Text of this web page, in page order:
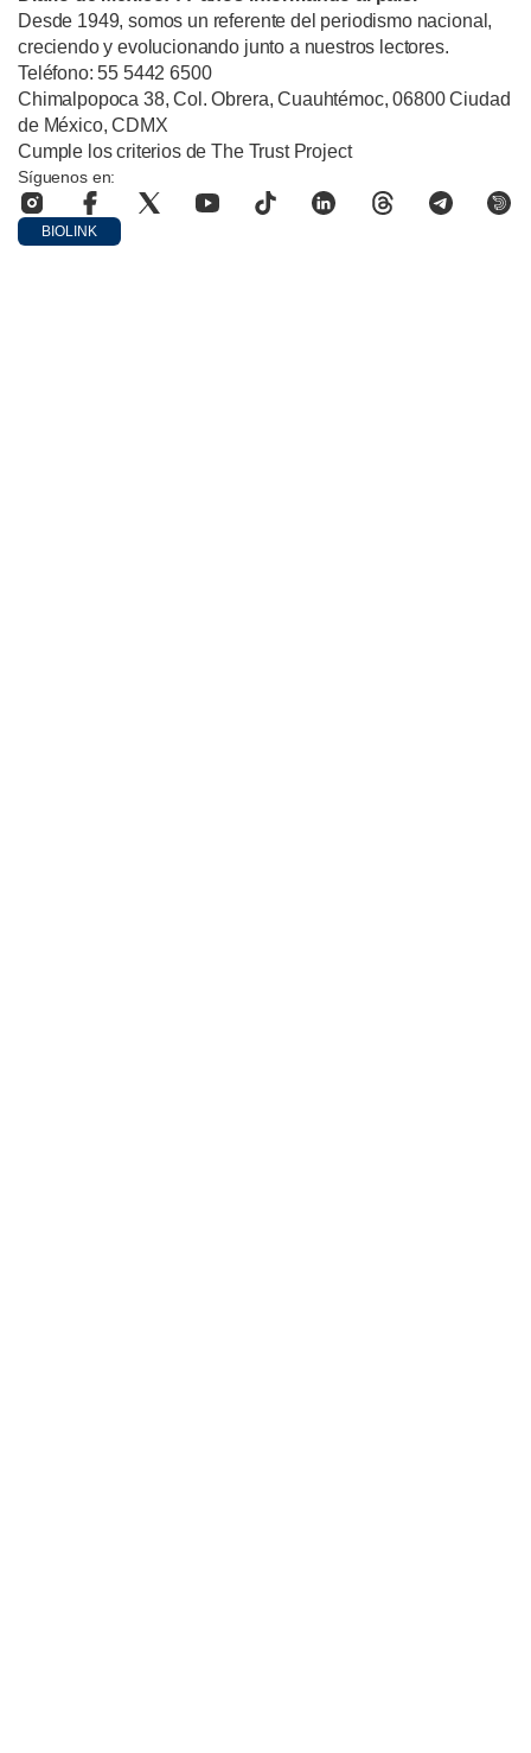
Desde 1949, somos un referente del periodismo nacional,
creciendo y evolucionando junto a nuestros lectores.
Teléfono: 55 5442 6500
Chimalpopoca 38, Col. Obrera, Cuauhtémoc, 06800 Ciudad
de México, CDMX
Cumple los criterios de The Trust Project
Síguenos en:
BIOLINK